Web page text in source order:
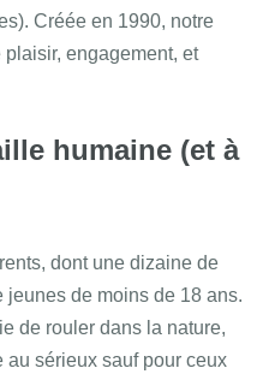
Créée en 1990, notre
engagement, et
humaine (et à
dont une dizaine de
jeunes de moins de 18 ans.
de rouler dans la nature,
au sérieux sauf pour ceux